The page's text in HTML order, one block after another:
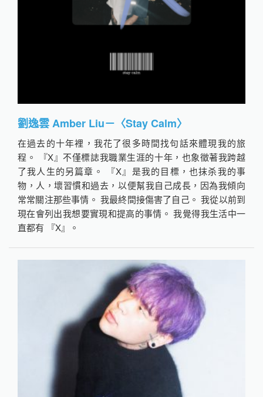
劉逸雲 Amber Liu－〈Stay Calm〉
在過去的十年裡，我花了很多時間找句話來體現我的旅
程。 『X』不僅標誌我職業生涯的十年，也象徵著我跨越
了我人生的另篇章。 『X』是我的目標，也抹杀我的事
物，人，壞習慣和過去，以便幫我自己成長，因為我傾向
常常關注那些事情。 我最終間接傷害了自己。 我從以前到
現在會列出我想要實現和提高的事情。 我覺得我生活中一
直都有 『X』。